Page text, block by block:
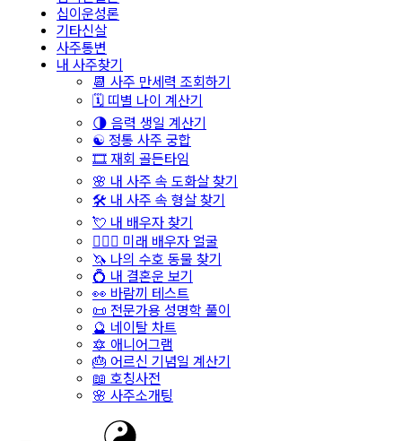
십이운성론
기타신살
사주통변
내 사주찾기
📆 사주 만세력 조회하기
🗓️ 띠별 나이 계산기
🌗 음력 생일 계산기
☯️ 정통 사주 궁합
🎞️ 재회 골든타임
🌸 내 사주 속 도화살 찾기
🛠️ 내 사주 속 형살 찾기
💘 내 배우자 찾기
👩‍❤️‍👨 미래 배우자 얼굴
🦄 나의 수호 동물 찾기
💍 내 결혼운 보기
👀 바람끼 테스트
📜 전문가용 성명학 풀이
🔮 네이탈 차트
🔯 애니어그램
🎂 어르신 기념일 계산기
📖 호칭사전
🌸 사주소개팅